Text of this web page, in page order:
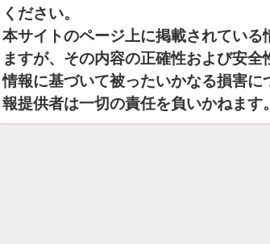
ください。
本サイトのページ上に掲載されてい
ますが、その内容の正確性および安
情報に基づいて被ったいかなる損害
報提供者は一切の責任を負いかねます。